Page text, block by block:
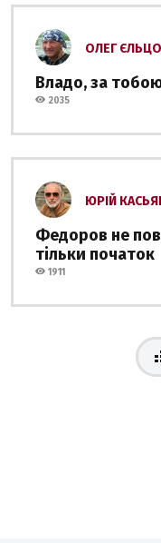
ОЛЕГ
Владо, за
2035
ЮРІЙ
Федоров не
тільки початок
1911